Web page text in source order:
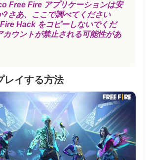
Free Fire アプリケーションは安
?さあ、ここで調べてください
Hack をコピーしないでくだ
カウントが禁止される可能性があ
レイする方法